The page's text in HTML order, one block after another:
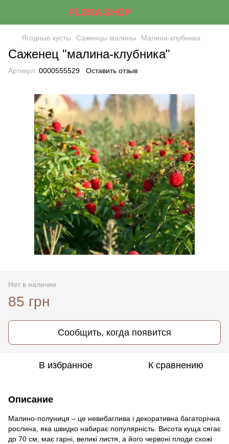
Ягодные кусты Саженцы малины Малина-клубника
Саженец "малина-клубника"
Артикул: 0000555529 Оставить отзыв
Нет в наличии
85 грн
Сообщить, когда появится
В избранное К сравнению
Описание
Малино-полуниця – це невибаглива і декоративна багаторічна
рослина, яка швидко набирає популярність. Висота куща сягає
до 70 см, має гарні, великі листя, а його червоні плоди схожі